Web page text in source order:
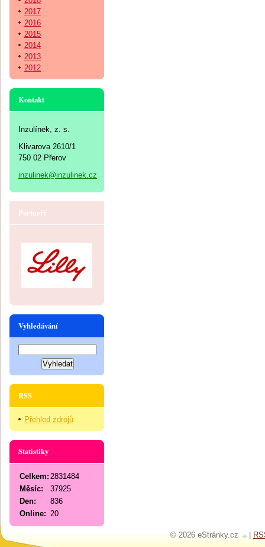
2017
2016
2015
2014
2013
2012
Kontakt
Inzulínek, z. s.
Klivarova 2610/1
750 02 Přerov
inzulinek@inzulinek.cz
Partneři
Vyhledávání
RSS
Přehled zdrojů
Statistiky
Online: 20
Celkem: 2831484
Měsíc:
37925
Den:
836
© 2026 eStránky.cz